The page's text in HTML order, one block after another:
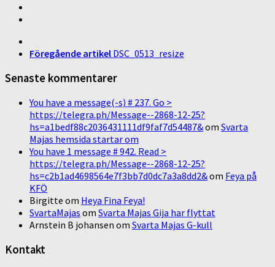
Föregående artikel DSC_0513_resize
Senaste kommentarer
You have a message(-s) # 237. Go >
https://telegra.ph/Message--2868-12-25?
hs=a1bedf88c2036431111df9faf7d54487&om Svarta
Majas hemsida startar om
You have 1 message # 942. Read >
https://telegra.ph/Message--2868-12-25?
hs=c2b1ad4698564e7f3bb7d0dc7a3a8dd2&om Feya på
KFÖ
Birgitte om Heya Fina Feya!
SvartaMajas om Svarta Majas Gija har flyttat
Arnstein B johansen om Svarta Majas G-kull
Kontakt